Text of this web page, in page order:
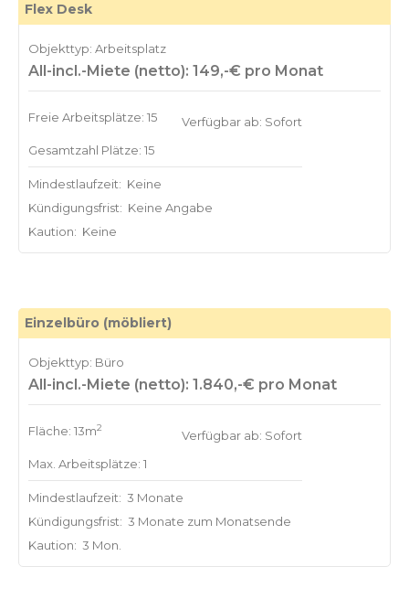
Flex Desk
Objekttyp: Arbeitsplatz
All-incl.-Miete (netto): 149,-€ pro Monat
Freie Arbeitsplätze: 15
Gesamtzahl Plätze: 15
Verfügbar ab: Sofort
Mindestlaufzeit: Keine
Kündigungsfrist: Keine Angabe
Kaution: Keine
Einzelbüro (möbliert)
Objekttyp: Büro
All-incl.-Miete (netto): 1.840,-€ pro Monat
Fläche: 13m2
Max. Arbeitsplätze: 1
Verfügbar ab: Sofort
Mindestlaufzeit: 3 Monate
Kündigungsfrist: 3 Monate zum Monatsende
Kaution: 3 Mon.